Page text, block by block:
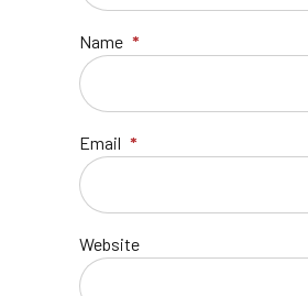
Name *
Email *
Website